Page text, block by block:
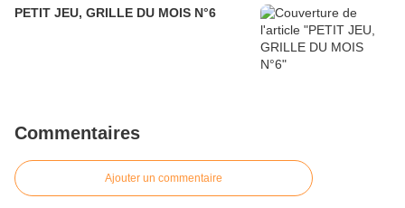
PETIT JEU, GRILLE DU MOIS N°6
Commentaires
Ajouter un commentaire